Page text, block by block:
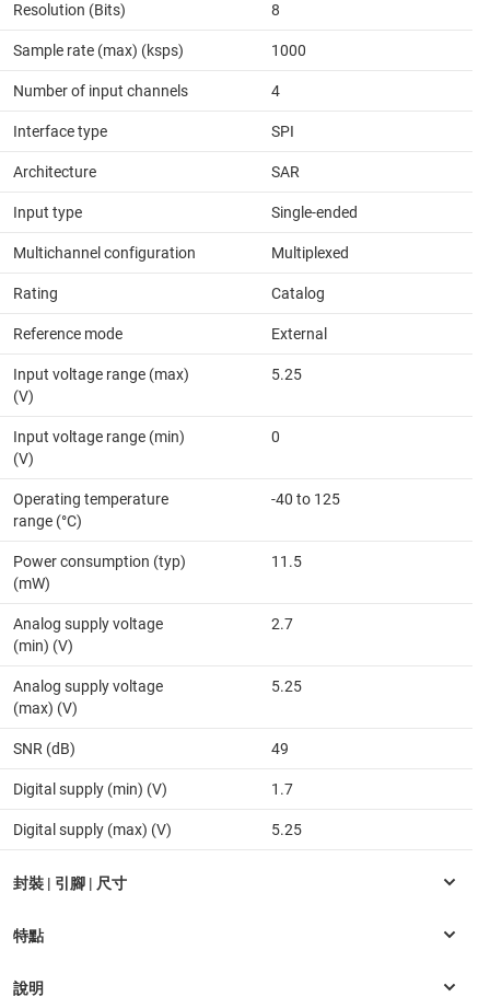
Resolution (Bits) 8
Sample rate (max) (ksps) 1000
Number of input channels 4
Interface type SPI
Architecture SAR
Input type Single-ended
Multichannel configuration Multiplexed
Rating Catalog
Reference mode External
Input voltage range (max)
(V)
5.25
Input voltage range (min)
(V)
0
Operating temperature
range (°C)
-40 to 125
Power consumption (typ)
(mW)
11.5
Analog supply voltage
(min) (V)
2.7
Analog supply voltage
(max) (V)
5.25
SNR (dB) 49
Digital supply (min) (V) 1.7
Digital supply (max) (V) 5.25